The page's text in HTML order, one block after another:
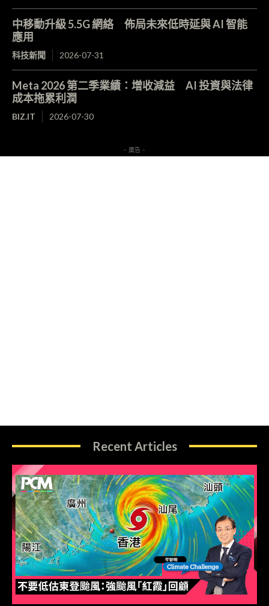
中移動升級 5.5G 網絡 佈局未來低時延與 AI 智能
應用
科技新聞 2026-07-31
Meta 2026 第二季業績：增收減益 AI 投資與法律
成本拖累利潤
BIZ.IT 2026-07-30
- 廣告 -
Recent Articles